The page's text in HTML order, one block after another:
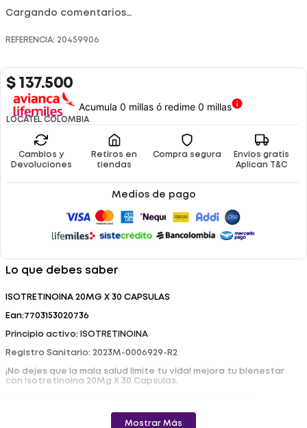
Cargando comentarios…
REFERENCIA: 20459906
$ 137.500
Acumula 0 millas ó redime 0 millas
LOCATEL COLOMBIA
Cambios y
Devoluciones
Retiros en
tiendas
Compra segura
Envíos gratis
Aplican T&C
Medios de pago
Lo que debes saber
ISOTRETINOINA 20MG X 30 CAPSULAS
Ean:7703153020736
Principio activo: ISOTRETINOINA
Registro Sanitario: 2023M-0006929-R2
¡No dejes que la mala salud limite tu vida! mejora tu bienestar
con Isotretinoina 20Mg X 30 Capsulas.
Mostrar Más